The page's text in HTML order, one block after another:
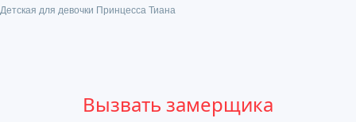
Детская для девочки Принцесса Тиана
Вызвать замерщика